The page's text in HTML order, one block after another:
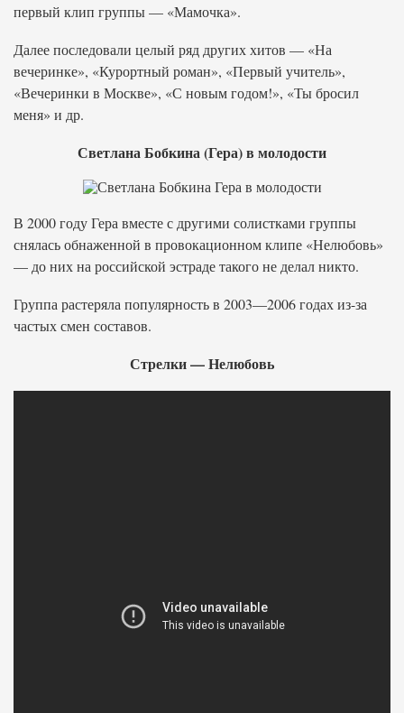
первый клип группы — «Мамочка».
Далее последовали целый ряд других хитов — «На
вечеринке», «Курортный роман», «Первый учитель»,
«Вечеринки в Москве», «С новым годом!», «Ты бросил
меня» и др.
Светлана Бобкина (Гера) в молодости
В 2000 году Гера вместе с другими солистками группы
снялась обнаженной в провокационном клипе «Нелюбовь»
— до них на российской эстраде такого не делал никто.
Группа растеряла популярность в 2003—2006 годах из-за
частых смен составов.
Стрелки — Нелюбовь